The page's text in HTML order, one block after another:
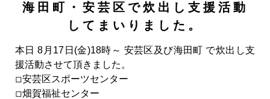
海田町・安芸区で炊出し支援活動
してまいりました。
本日 8月17日(金)18時～ 安芸区及び海田町 で炊出し支
援活動させて頂きました。
◽︎安芸区スポーツセンター
◽︎畑賀福祉センター